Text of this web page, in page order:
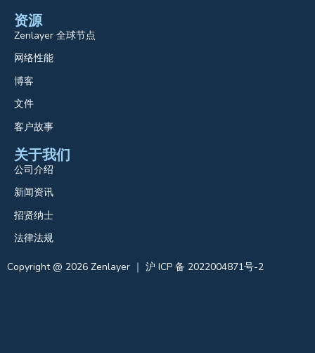
资源
Zenlayer 全球节点
网络性能
博客
文件
客户故事
关于我们
公司介绍
新闻资讯
招贤纳士
法律法规
Copyright @ 2026 Zenlayer ｜ 沪 ICP 备 2022004871号-2